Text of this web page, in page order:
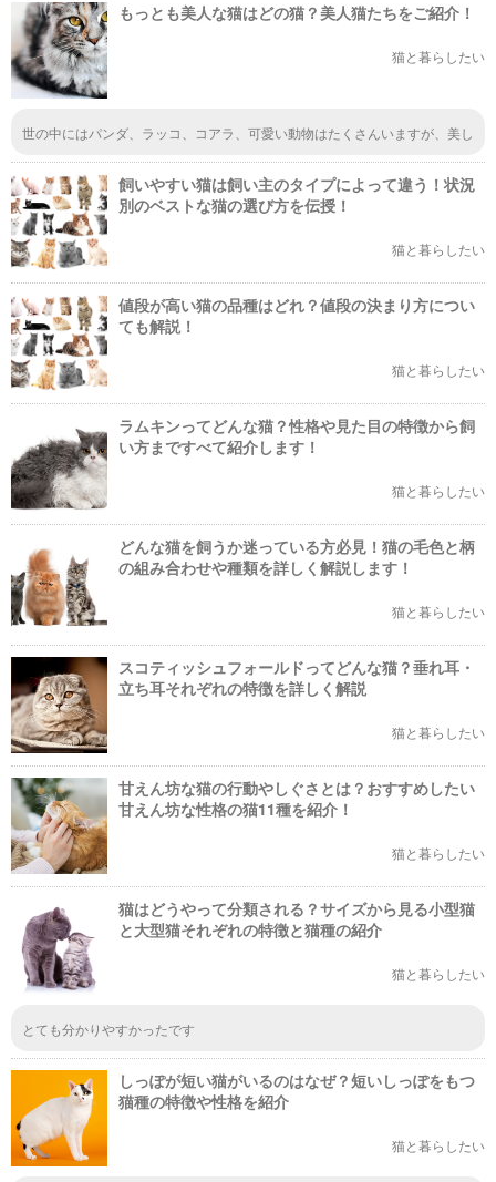
もっとも美人な猫はどの猫？美人猫たちをご紹介！
猫と暮らしたい
世の中にはパンダ、ラッコ、コアラ、可愛い動物はたくさんいますが、美し
飼いやすい猫は飼い主のタイプによって違う！状況
別のベストな猫の選び方を伝授！
猫と暮らしたい
値段が高い猫の品種はどれ？値段の決まり方につい
ても解説！
猫と暮らしたい
ラムキンってどんな猫？性格や見た目の特徴から飼
い方まですべて紹介します！
猫と暮らしたい
どんな猫を飼うか迷っている方必見！猫の毛色と柄
の組み合わせや種類を詳しく解説します！
猫と暮らしたい
スコティッシュフォールドってどんな猫？垂れ耳・
立ち耳それぞれの特徴を詳しく解説
猫と暮らしたい
甘えん坊な猫の行動やしぐさとは？おすすめしたい
甘えん坊な性格の猫11種を紹介！
猫と暮らしたい
猫はどうやって分類される？サイズから見る小型猫
と大型猫それぞれの特徴と猫種の紹介
猫と暮らしたい
とても分かりやすかったです
しっぽが短い猫がいるのはなぜ？短いしっぽをもつ
猫種の特徴や性格を紹介
猫と暮らしたい